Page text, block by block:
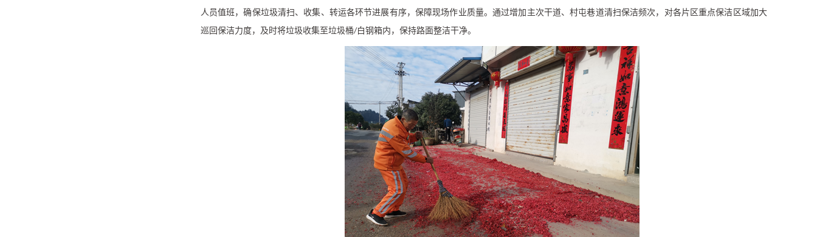
人员值班，确保垃圾清扫、收集、转运各环节进展有序，保障现场作业质量。通过增加主次干道、村屯巷道清扫保洁频次，对各片区重点保洁区域加大
巡回保洁力度，及时将垃圾收集至垃圾桶/白钢箱内，保持路面整洁干净。